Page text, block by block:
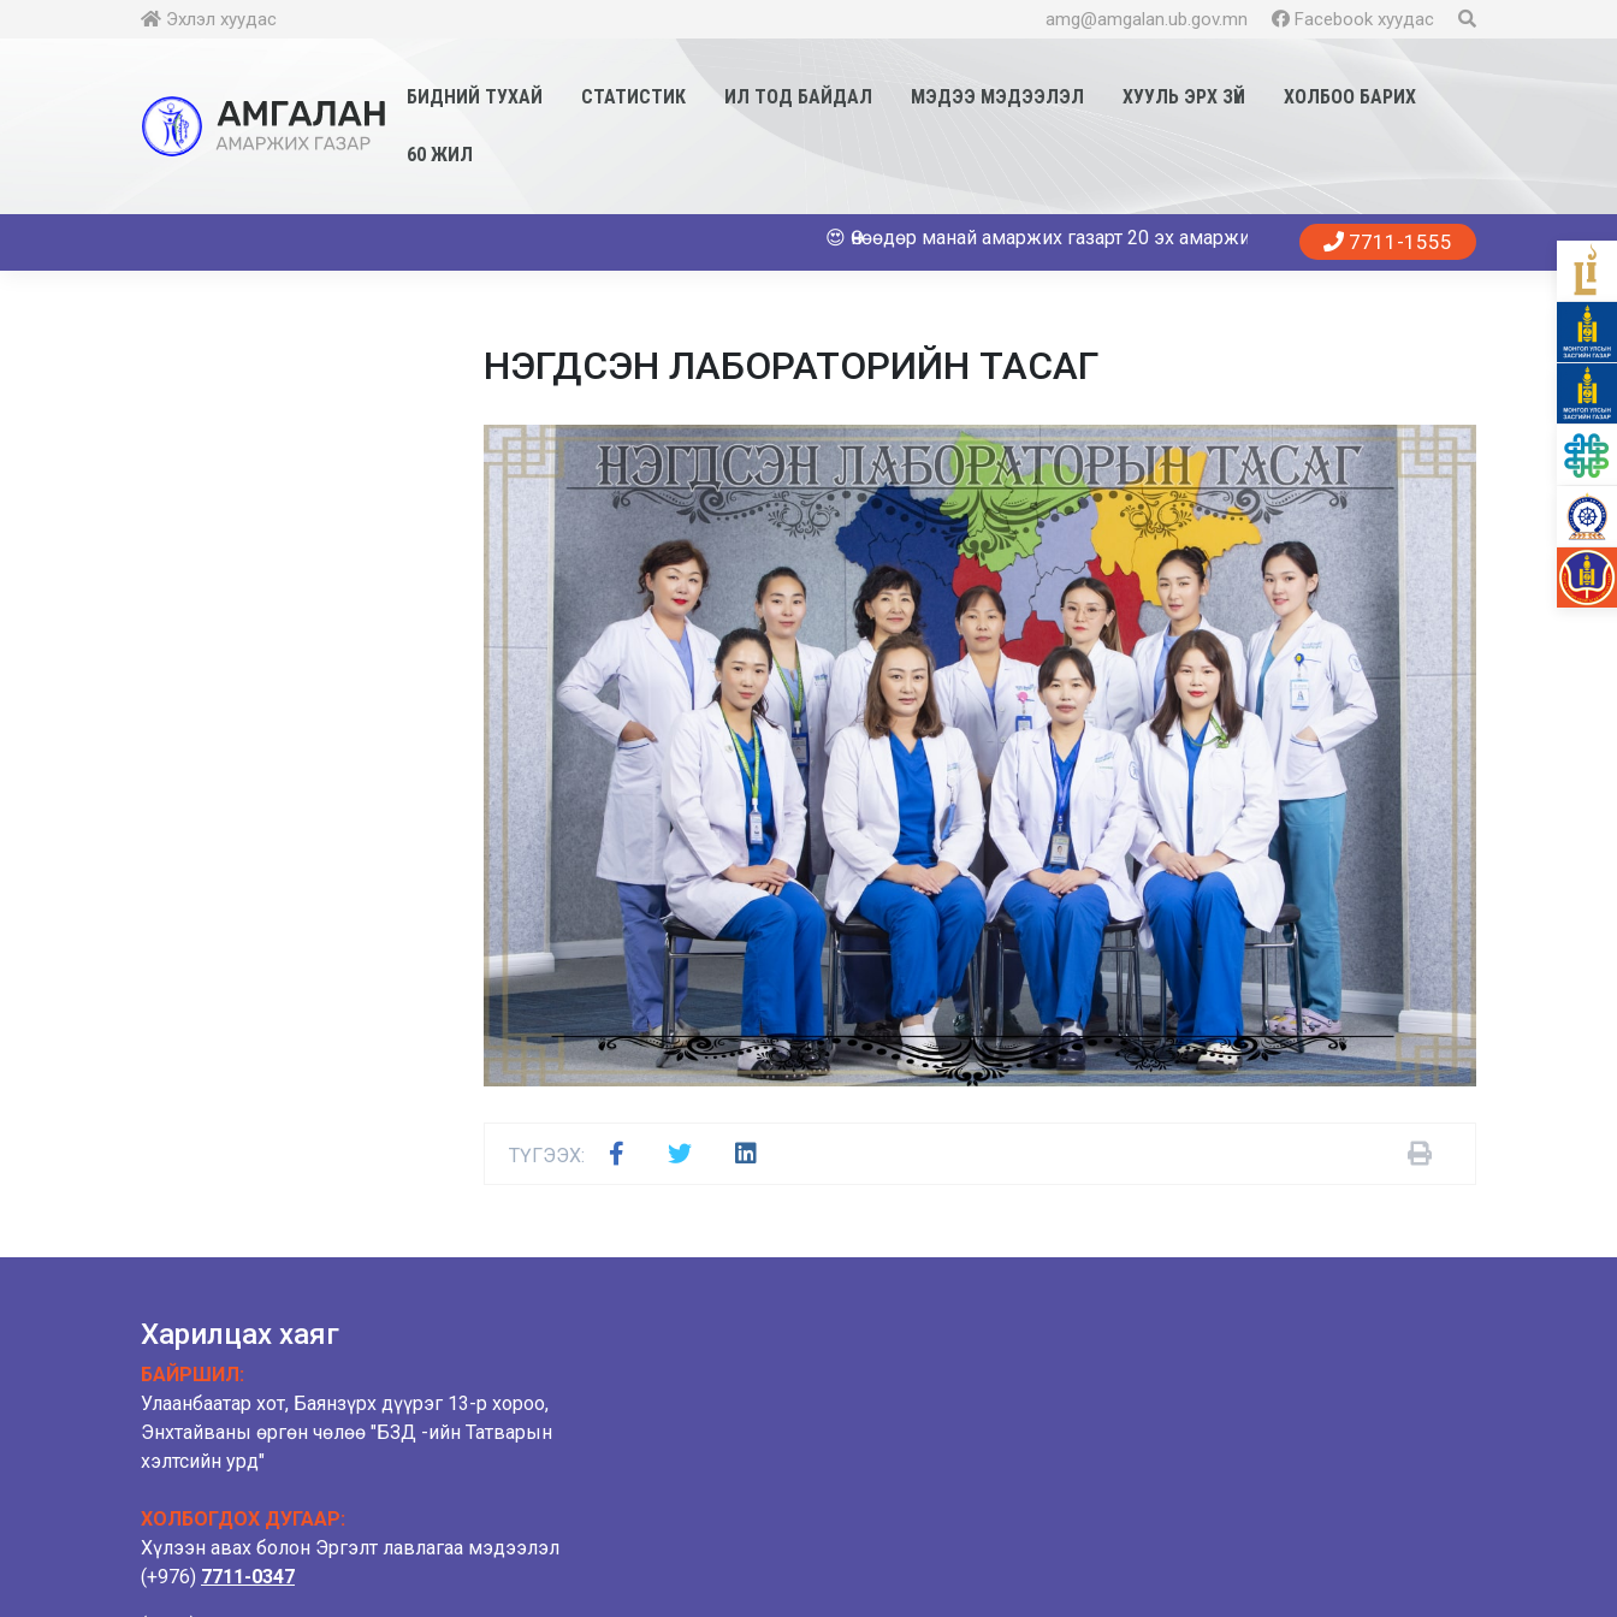
Эхлэл хуудас amg@amgalan.ub.gov.mn Facebook хуудас
БИДНИЙ ТУХАЙ СТАТИСТИК ИЛ ТОД БАЙДАЛ МЭДЭЭ МЭДЭЭЛЭЛ ХУУЛЬ ЭРХ ЗҮЙ ХОЛБОО БАРИХ
60 ЖИЛ
😍 Өнөөдөр манай амаржих газарт 20 эх амаржиж 11 хүү,9 охин мэндэллээ. Танд эрүүл
7711-1555
НЭГДСЭН ЛАБОРАТОРИЙН ТАСАГ
ТҮГЭЭХ:
Харилцах хаяг
БАЙРШИЛ:
Улаанбаатар хот, Баянзүрх дүүрэг 13-р хороо,
Энхтайваны өргөн чөлөө "БЗД -ийн Татварын
хэлтсийн урд"
ХОЛБОГДОХ ДУГААР:
Хүлээн авах болон Эргэлт лавлагаа мэдээлэл
(+976) 7711-0347